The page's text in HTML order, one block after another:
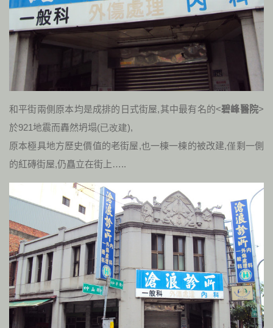
和平街兩側原本均是成排的日式街屋,其中最有名的<碧峰醫院>
於921 地震而轟然坍塌(已改建),
原本極具地方歷史價值的老街屋,也一棟一棟的被改建,僅剩一側
的紅磚街屋,仍矗立在街上 …..